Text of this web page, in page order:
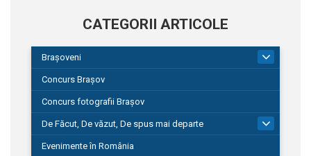
CATEGORII ARTICOLE
Brașoveni
Concurs Brașov
Concurs fotografii Brașov
De Făcut, De văzut, De spus mai departe
149
Evenimente în România